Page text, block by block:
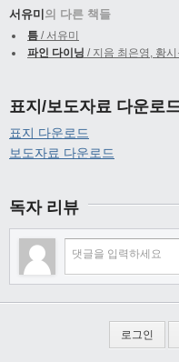
서유미 의 다른 책들
틈 / 서유미
파인 다이닝 / 지음 최은영, 황
표지/보도자료 다운로
표지 다운로드
보도자료 다운로드
독자 리뷰
로그인